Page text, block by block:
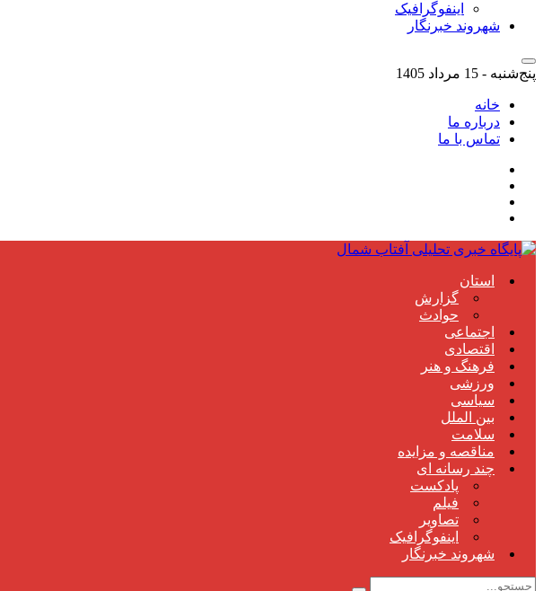
اینفوگرافیک
شهروند خبرنگار
پنج‌شنبه - 15 مرداد 1405
خانه
درباره ما
تماس با ما
استان
گزارش
حوادث
اجتماعی
اقتصادی
فرهنگ و هنر
ورزشی
سیاسی
بین الملل
سلامت
مناقصه و مزایده
چند رسانه ای
پادکست
فیلم
تصاویر
اینفوگرافیک
شهروند خبرنگار